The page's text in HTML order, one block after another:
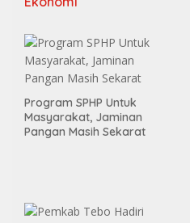
Program SPHP Untuk
Masyarakat, Jaminan
Pangan Masih Sekarat